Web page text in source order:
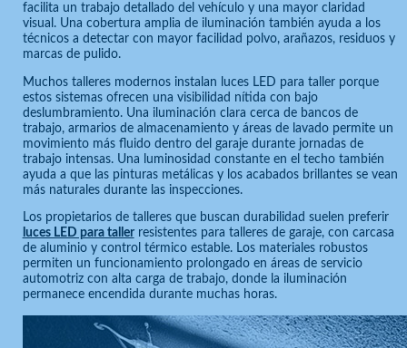
facilita un trabajo detallado del vehículo y una mayor claridad
visual. Una cobertura amplia de iluminación también ayuda a los
técnicos a detectar con mayor facilidad polvo, arañazos, residuos y
marcas de pulido.
Muchos talleres modernos instalan luces LED para taller porque
estos sistemas ofrecen una visibilidad nítida con bajo
deslumbramiento. Una iluminación clara cerca de bancos de
trabajo, armarios de almacenamiento y áreas de lavado permite un
movimiento más fluido dentro del garaje durante jornadas de
trabajo intensas. Una luminosidad constante en el techo también
ayuda a que las pinturas metálicas y los acabados brillantes se vean
más naturales durante las inspecciones.
Los propietarios de talleres que buscan durabilidad suelen preferir
luces LED para tallerresistentes para talleres de garaje, con carcasa
de aluminio y control térmico estable. Los materiales robustos
permiten un funcionamiento prolongado en áreas de servicio
automotriz con alta carga de trabajo, donde la iluminación
permanece encendida durante muchas horas.